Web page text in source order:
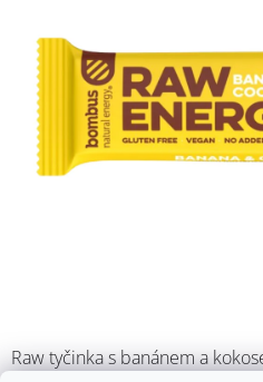
Raw tyčinka s banánem a